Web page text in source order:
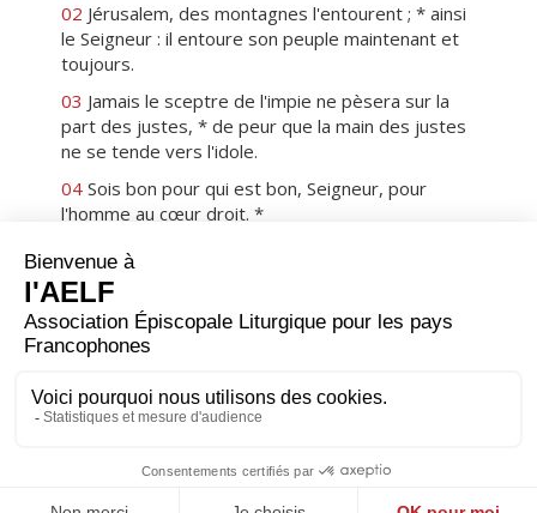
02 Jérusalem, des montagnes l'entourent ; * ainsi
le Seigneur : il entoure son peuple maintenant et
toujours.
03 Jamais le sceptre de l'impie ne pèsera sur la
part des justes, * de peur que la main des justes
ne se tende vers l'idole.
04 Sois bon pour qui est bon, Seigneur, pour
l'homme au cœur droit. *
Mais ceux qui rusent et qui trahissent, que le
Seigneur les rejette avec les méchants ! Paix sur
Israël !